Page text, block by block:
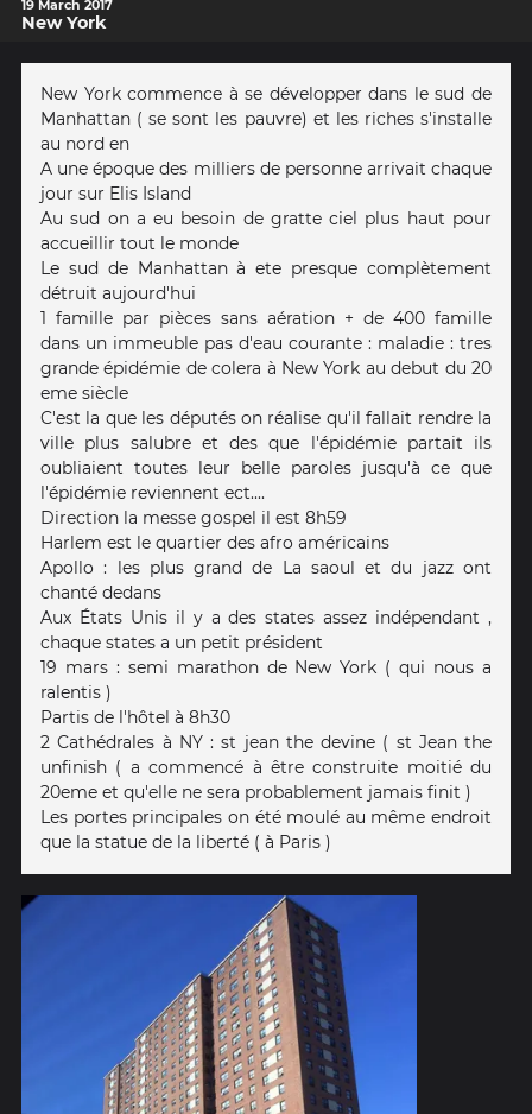
19 March 2017
New York
New York commence à se développer dans le sud de
Manhattan ( se sont les pauvre) et les riches s'installe
au nord en
A une époque des milliers de personne arrivait chaque
jour sur Elis Island
Au sud on a eu besoin de gratte ciel plus haut pour
accueillir tout le monde
Le sud de Manhattan à ete presque complètement
détruit aujourd'hui
1 famille par pièces sans aération + de 400 famille
dans un immeuble pas d'eau courante : maladie : tres
grande épidémie de colera à New York au debut du 20
eme siècle
C'est la que les députés on réalise qu'il fallait rendre la
ville plus salubre et des que l'épidémie partait ils
oubliaient toutes leur belle paroles jusqu'à ce que
l'épidémie reviennent ect....
Direction la messe gospel il est 8h59
Harlem est le quartier des afro américains
Apollo : les plus grand de La saoul et du jazz ont
chanté dedans
Aux États Unis il y a des states assez indépendant ,
chaque states a un petit président
19 mars : semi marathon de New York ( qui nous a
ralentis )
Partis de l'hôtel à 8h30
2 Cathédrales à NY : st jean the devine ( st Jean the
unfinish ( a commencé à être construite moitié du
20eme et qu'elle ne sera probablement jamais finit )
Les portes principales on été moulé au même endroit
que la statue de la liberté ( à Paris )